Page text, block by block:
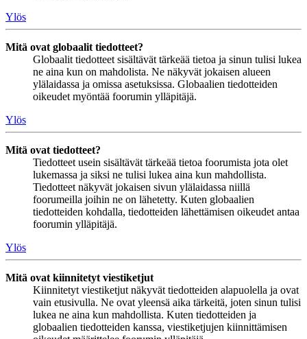
Ylös
Mitä ovat globaalit tiedotteet?
Globaalit tiedotteet sisältävät tärkeää tietoa ja sinun tulisi lukea
ne aina kun on mahdolista. Ne näkyvät jokaisen alueen
ylälaidassa ja omissa asetuksissa. Globaalien tiedotteiden
oikeudet myöntää foorumin ylläpitäjä.
Ylös
Mitä ovat tiedotteet?
Tiedotteet usein sisältävät tärkeää tietoa foorumista jota olet
lukemassa ja siksi ne tulisi lukea aina kun mahdollista.
Tiedotteet näkyvät jokaisen sivun ylälaidassa niillä
foorumeilla joihin ne on lähetetty. Kuten globaalien
tiedotteiden kohdalla, tiedotteiden lähettämisen oikeudet antaa
foorumin ylläpitäjä.
Ylös
Mitä ovat kiinnitetyt viestiketjut
Kiinnitetyt viestiketjut näkyvät tiedotteiden alapuolella ja ovat
vain etusivulla. Ne ovat yleensä aika tärkeitä, joten sinun tulisi
lukea ne aina kun mahdollista. Kuten tiedotteiden ja
globaalien tiedotteiden kanssa, viestiketjujen kiinnittämisen